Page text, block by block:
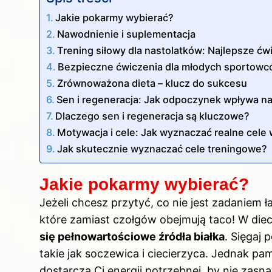
Jakie pokarmy wybierać?
Nawodnienie i suplementacja
Trening siłowy dla nastolatków: Najlepsze
Bezpieczne ćwiczenia dla młodych
Zrównoważona dieta – klucz do sukcesu
Sen i regeneracja: Jak odpoczynek wpływa
Dlaczego sen i regeneracja są kluczowe?
Motywacja i cele: Jak wyznaczać realne
Jak skutecznie wyznaczać cele treningowe?
Jakie pokarmy wybierać?
Jeżeli chcesz przytyć, co nie jest zadaniem
które zamiast czołgów obejmują taco! W
się pełnowartościowe źródła białka. Sięgaj
takie jak soczewica i ciecierzyca. Jednak